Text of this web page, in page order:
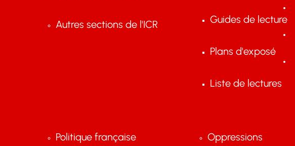
Autres sections de l'ICR Guides de lecture
Plans d'exposé
Liste de lectures
Politique française Oppressions